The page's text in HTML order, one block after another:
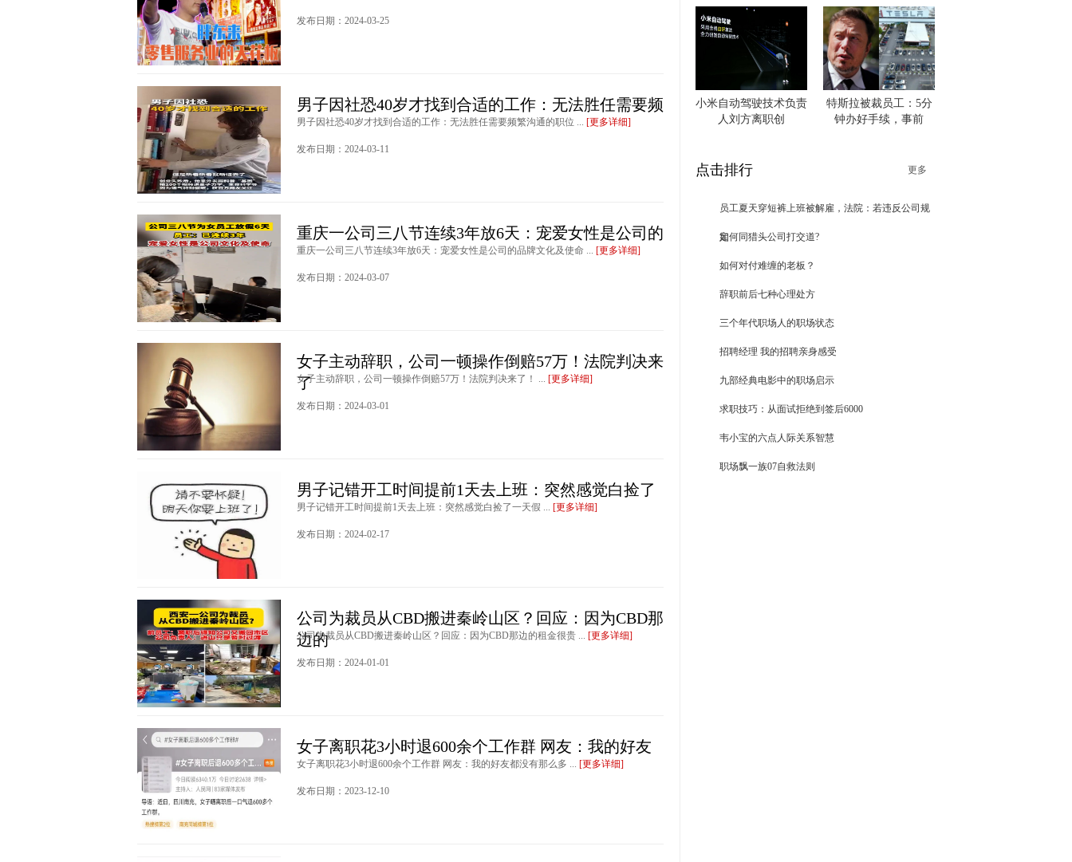
发布日期：2024-03-25
男子因社恐40岁才找到合适的工作：无法胜任需要频
男子因社恐40岁才找到合适的工作：无法胜任需要频繁沟通的职位 ... [更多详细]
发布日期：2024-03-11
重庆一公司三八节连续3年放6天：宠爱女性是公司的
重庆一公司三八节连续3年放6天：宠爱女性是公司的品牌文化及使命 ... [更多详细]
发布日期：2024-03-07
女子主动辞职，公司一顿操作倒赔57万！法院判决来
了
女子主动辞职，公司一顿操作倒赔57万！法院判决来了！ ... [更多详细]
发布日期：2024-03-01
男子记错开工时间提前1天去上班：突然感觉白捡了
男子记错开工时间提前1天去上班：突然感觉白捡了一天假 ... [更多详细]
发布日期：2024-02-17
公司为裁员从CBD搬进秦岭山区？回应：因为CBD那
边的
公司为裁员从CBD搬进秦岭山区？回应：因为CBD那边的租金很贵 ... [更多详细]
发布日期：2024-01-01
女子离职花3小时退600余个工作群 网友：我的好友
女子离职花3小时退600余个工作群 网友：我的好友都没有那么多 ... [更多详细]
发布日期：2023-12-10
小米自动驾驶技术负责
人刘方离职创
特斯拉被裁员工：5分
钟办好手续，事前
点击排行 更多
员工夏天穿短裤上班被解雇，法院：若违反公司规
定
如何同猎头公司打交道?
如何对付难缠的老板？
辞职前后七种心理处方
三个年代职场人的职场状态
招聘经理 我的招聘亲身感受
九部经典电影中的职场启示
求职技巧：从面试拒绝到签后6000
韦小宝的六点人际关系智慧
职场飘一族07自救法则